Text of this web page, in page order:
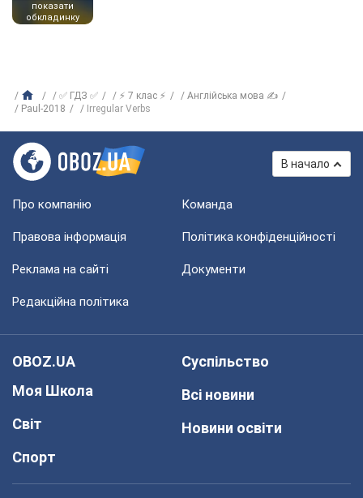
показати
обкладинку
✅ ГДЗ ✅ ⚡ 7 клас ⚡
Англійська мова ✍
Paul-2018
Irregular Verbs
В начало
Про компанію Команда
Правова інформація Політика конфіденційності
Реклама на сайті Документи
Редакційна політика
OBOZ.UA
Моя Школа
Світ
Спорт
Суспільство
Всі новини
Новини освіти